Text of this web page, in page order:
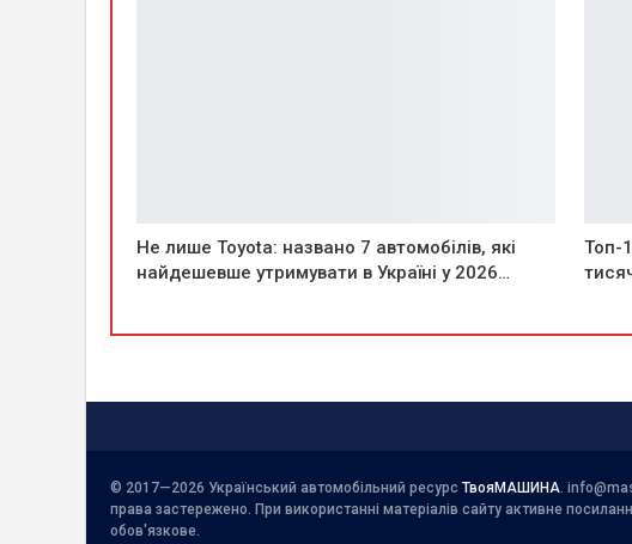
Не лише Toyota: названо 7 автомобілів, які
найдешевше утримувати в Україні у 2026…
Топ-
© 2017—2026 Український автомобільний ресурс ТвояМАШИНА
права застережено. При використанні матеріалів сайту активне
обов'язкове.